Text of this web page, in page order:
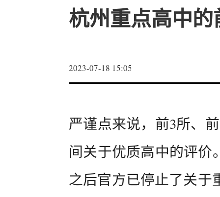
杭州重点高中
2023-07-18 15:05
严谨点来说，前3所、
间关于优质高中的评价
之后官方已停止了关于